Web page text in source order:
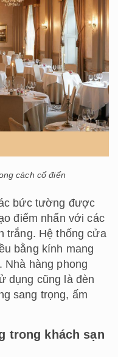
cách cổ điển
bức tường được
điểm nhấn với các
trắng. Hệ thống cửa
bằng kính mang
Nhà hàng phong
dụng cũng là đèn
sang trọng, ấm
trong khách sạn